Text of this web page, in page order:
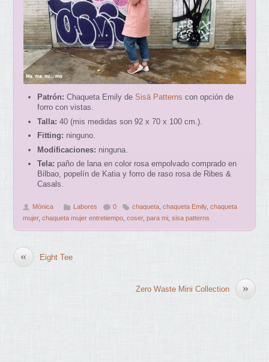
Patrón: Chaqueta Emily deSisä Patterns con opción de
forro con vistas.
Talla:40 (mis medidas son 92 x 70 x 100 cm.).
Fitting: ninguno.
Modificaciones: ninguna.
Tela: paño de lana en color rosa empolvado comprado en
Bilbao, popelín de Katia y forro de raso rosa de Ribes &
Casals.
Mònica Labores 0 chaqueta ,chaqueta Emily,chaqueta
mujer,chaqueta mujer entretiempo ,coser,para mi ,sisa patterns
« Eight Tee
»
Zero Waste Mini Collection